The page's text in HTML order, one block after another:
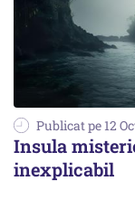
Publicat pe 12
Insula
inexplicabil